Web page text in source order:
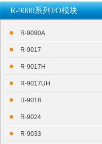
R-9000系列I/O模块
R-9090A
R-9017
R-9017H
R-9017UH
R-9018
R-9024
R-9033